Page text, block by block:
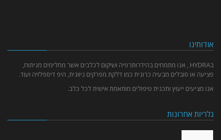
אודותינו
בHYDRA , אנו מתמחים בהידרותרפיה ושיקום לכלבים אשר מחלימים מניתוח,
פציעה או סובלים מבעיה כרונית כמו דלקת מפרקים ניוונית, היפ דיספלזיה ועוד.
אנו מציעים ייעוץ ותכנית טיפולים מותאמת אישית לכל כלב.
גלריות אחרונות